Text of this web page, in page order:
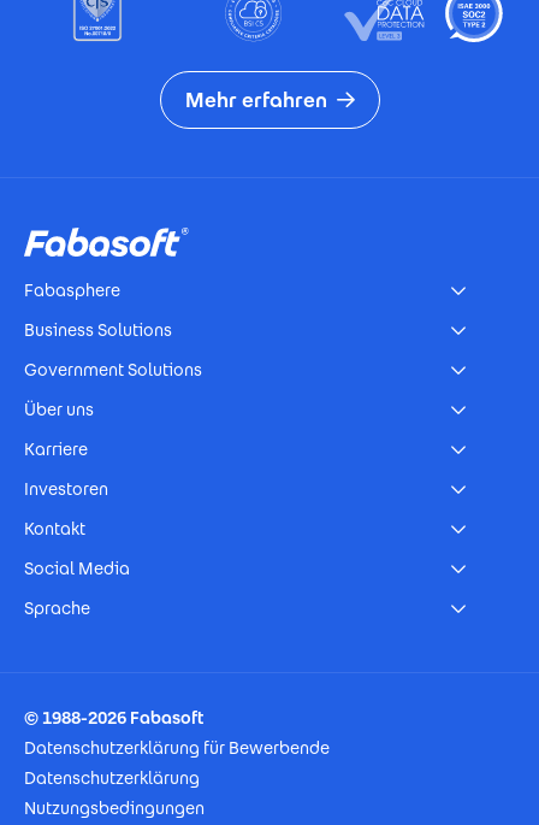
Mehr erfahren
Fabasphere
Business Solutions
Government Solutions
Über uns
Karriere
Investoren
Kontakt
Social Media
Sprache
© 1988-2026 Fabasoft
Datenschutzerklärung für Bewerbende
Datenschutzerklärung
Nutzungsbedingungen